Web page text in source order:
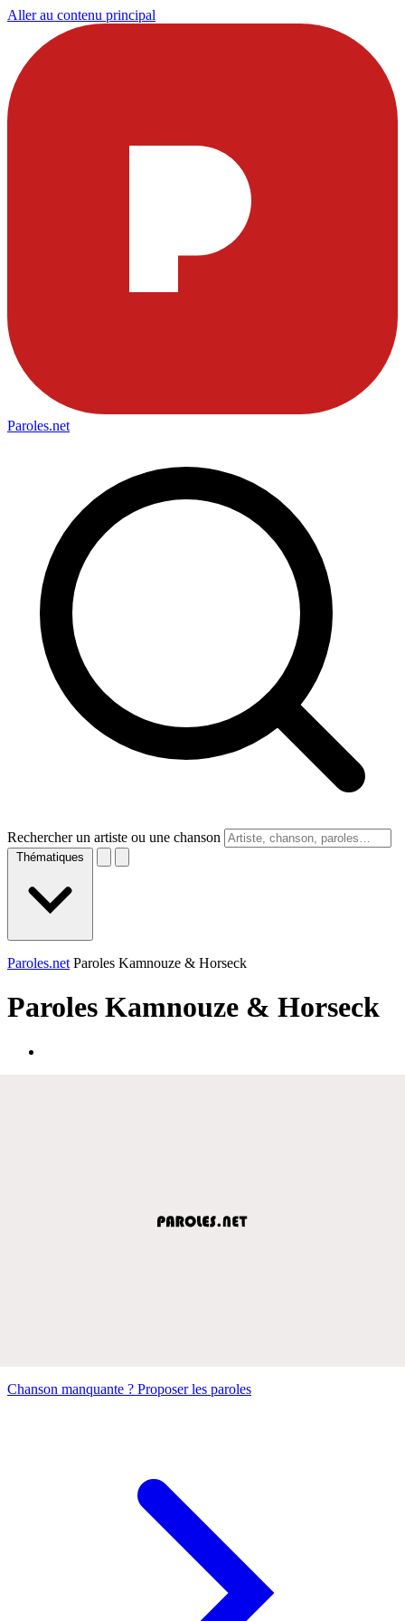
Aller au contenu principal
Paroles.net
Rechercher un artiste ou une chanson
Thématiques
Paroles.net Paroles Kamnouze & Horseck
Paroles Kamnouze & Horseck
Chanson manquante ? Proposer les paroles